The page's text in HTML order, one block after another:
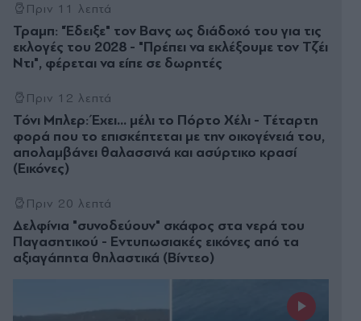
Πριν 11 λεπτά
Τραμπ: "Έδειξε" τον Βανς ως διάδοχό του για τις
εκλογές του 2028 - "Πρέπει να εκλέξουμε τον Τζέι
Ντι", φέρεται να είπε σε δωρητές
Πριν 12 λεπτά
Τόνι Μπλερ: Έχει... μέλι το Πόρτο Χέλι - Τέταρτη
φορά που το επισκέπτεται με την οικογένειά του,
απολαμβάνει θαλασσινά και ασύρτικο κρασί
(Εικόνες)
Πριν 20 λεπτά
Δελφίνια "συνοδεύουν" σκάφος στα νερά του
Παγασητικού - Εντυπωσιακές εικόνες από τα
αξιαγάπητα θηλαστικά (Βίντεο)